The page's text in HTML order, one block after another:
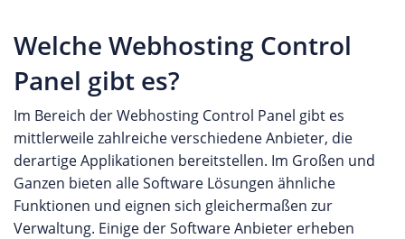
Welche Webhosting Control
Panel gibt es?
Im Bereich der Webhosting Control Panel gibt es
mittlerweile zahlreiche verschiedene Anbieter, die
derartige Applikationen bereitstellen. Im Großen und
Ganzen bieten alle Software Lösungen ähnliche
Funktionen und eignen sich gleichermaßen zur
Verwaltung. Einige der Software Anbieter erheben